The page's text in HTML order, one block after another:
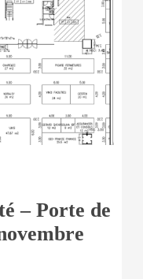
– Porte de